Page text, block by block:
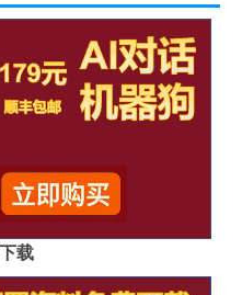
载